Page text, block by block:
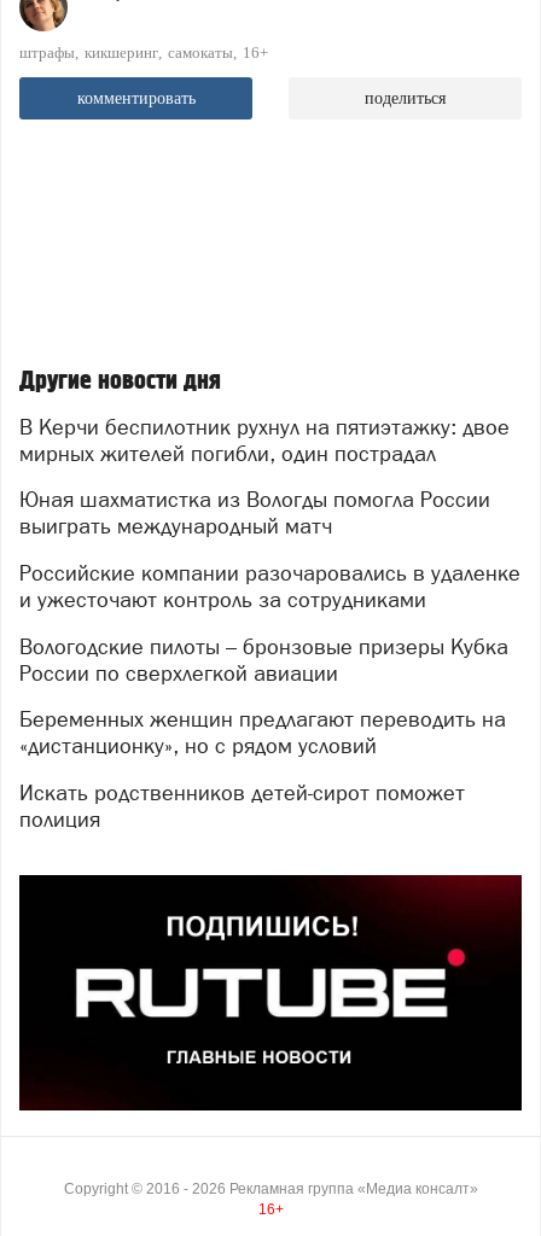
штрафы кикшеринг самокаты 16+
комментировать поделиться
Другие новости дня
В Керчи беспилотник рухнул на пятиэтажку: двое
мирных жителей погибли, один пострадал
Юная шахматистка из Вологды помогла России
выиграть международный матч
Российские компании разочаровались в удаленке
и ужесточают контроль за сотрудниками
Вологодские пилоты – бронзовые призеры Кубка
России по сверхлегкой авиации
Беременных женщин предлагают переводить на
«дистанционку», но с рядом условий
Искать родственников детей-сирот поможет
полиция
Copyright © 2016 - 2026 Рекламная группа «Медиа консалт»
16+